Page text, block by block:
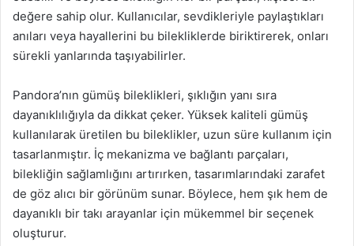
değere sahip olur. Kullanıcılar, sevdikleriyle paylaştıkları
anıları veya hayallerini bu bilekliklerde biriktirerek, onları
sürekli yanlarında taşıyabilirler.
Pandora’nın gümüş bileklikleri, şıklığın yanı sıra
dayanıklılığıyla da dikkat çeker. Yüksek kaliteli gümüş
kullanılarak üretilen bu bileklikler, uzun süre kullanım için
tasarlanmıştır. İç mekanizma ve bağlantı parçaları,
bilekliğin sağlamlığını artırırken, tasarımlarındaki zarafet
de göz alıcı bir görünüm sunar. Böylece, hem şık hem de
dayanıklı bir takı arayanlar için mükemmel bir seçenek
oluşturur.